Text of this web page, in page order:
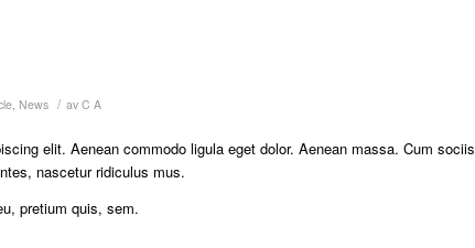
, News / av C A
elit. Aenean commodo ligula eget dolor. Aenean massa. Cum sociis
nascetur ridiculus mus.
pretium quis, sem.